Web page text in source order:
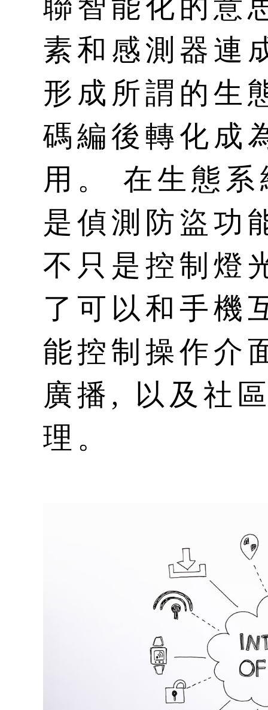
聯智能化的意
素和感測器連
形成所謂的生
碼編後轉化成
用。 在生態
是偵測防盜功
不只是控制燈
了可以和手機
能控制操作介
廣播, 以及社
理。